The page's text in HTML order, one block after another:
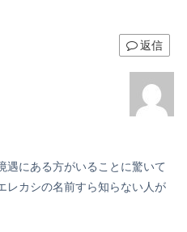
返信
遇にある方がいることに驚いて
レカシの名前すら知らない人が